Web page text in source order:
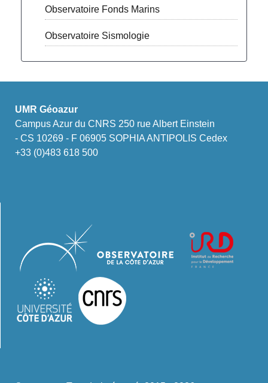
Observatoire Fonds Marins
Observatoire Sismologie
UMR Géoazur
Campus Azur du CNRS 250 rue Albert Einstein
- CS 10269 - F 06905 SOPHIA ANTIPOLIS Cedex
+33 (0)483 618 500